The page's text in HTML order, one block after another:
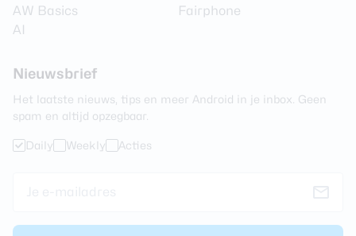
AW Basics
AI
Fairphone
Nieuwsbrief
Het laatste nieuws, tips en meer Android in je inbox. Geen
spam en altijd opzegbaar.
Daily Weekly Acties